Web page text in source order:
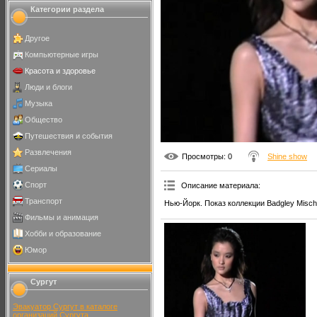
Категории раздела
Другое
Компьютерные игры
Красота и здоровье
Люди и блоги
Музыка
Общество
Путешествия и события
Развлечения
Сериалы
Спорт
Транспорт
Фильмы и анимация
Хобби и образование
Юмор
Сургут
Эвакуатор Сургут в каталоге
организаций Сургута
Просмотры: 0 Shine show
Описание материала:
Нью-Йорк. Показ коллекции Badgley